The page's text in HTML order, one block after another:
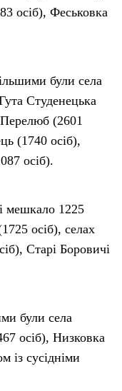
осіб), Феськовка
були села
Студенецька
Перелюб (2601
(1740 осіб),
осіб).
мешкало 1225
осіб), селах
Старі Боровичі
були села
осіб), Низковка
із сусідніми